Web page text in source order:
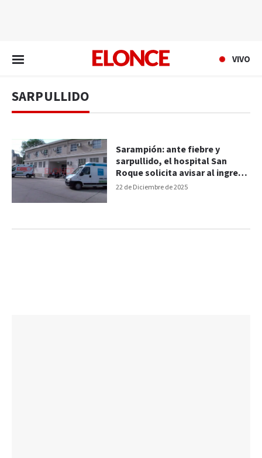
VIVO
SARPULLIDO
22 de Diciembre de 2025
Sarampión: ante fiebre y
sarpullido, el hospital San
Roque solicita avisar al ingreso
y usar barbijo